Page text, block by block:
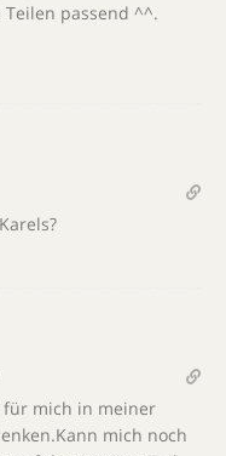
passend ^^.
für mich in meiner
mich noch